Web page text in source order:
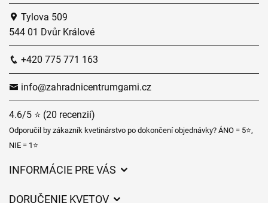
Tylova 509
544 01 Dvůr Králové
+420 775 771 163
info@zahradnicentrumgami.cz
4.6/5 ⭐ (20 recenzií)
Odporučil by zákazník kvetinárstvo po dokončení objednávky? ÁNO = 5⭐,
NIE = 1⭐
INFORMÁCIE PRE VÁS
DORUČENIE KVETOV